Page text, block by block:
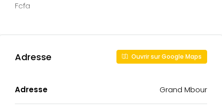
Fcfa
Adresse Ouvrir sur Google Maps
Adresse Grand Mbour